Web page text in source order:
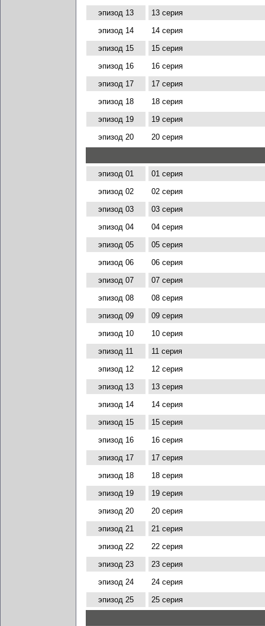
эпизод 13
13 серия
эпизод 14
14 серия
эпизод 15
15 серия
эпизод 16
16 серия
эпизод 17
17 серия
эпизод 18
18 серия
эпизод 19
19 серия
эпизод 20
20 серия
эпизод 01
01 серия
эпизод 02
02 серия
эпизод 03
03 серия
эпизод 04
04 серия
эпизод 05
05 серия
эпизод 06
06 серия
эпизод 07
07 серия
эпизод 08
08 серия
эпизод 09
09 серия
эпизод 10
10 серия
эпизод 11
11 серия
эпизод 12
12 серия
эпизод 13
13 серия
эпизод 14
14 серия
эпизод 15
15 серия
эпизод 16
16 серия
эпизод 17
17 серия
эпизод 18
18 серия
эпизод 19
19 серия
эпизод 20
20 серия
эпизод 21
21 серия
эпизод 22
22 серия
эпизод 23
23 серия
эпизод 24
24 серия
эпизод 25
25 серия